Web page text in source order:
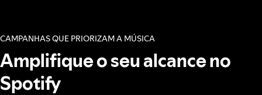
CAMPANHAS QUE PRIORIZAM A MÚSICA
Amplifique o seu alcance no
Spotify